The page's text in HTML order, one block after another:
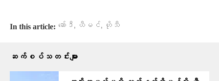
In this article: ဆော်ဒီ, ယီမင်, ဟိုသီ
ဆက်စပ်သတင်းများ